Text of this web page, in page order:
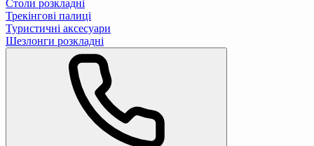
Столи розкладні
Трекінгові палиці
Туристичні аксесуари
Шезлонги розкладні